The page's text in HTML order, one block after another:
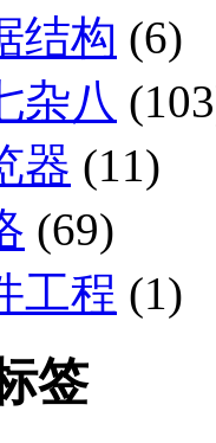
结构 (6)
杂八
器 (11)
(69)
工程 (1)
签